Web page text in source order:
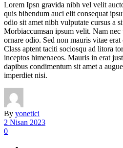
Lorem Ipsn gravida nibh vel velit
quis bibendum auci elit consequat
odio sit amet nibh vulputate cursus a
Morbiaccumsan ipsum velit. Nam
ornare odio. Sed non mauris vitae
Class aptent taciti sociosqu ad litora
inceptos himenaeos. Mauris in erat
dapibus condimentum sit amet a
imperdiet nisi.
By yonetici
2 Nisan 2023
0